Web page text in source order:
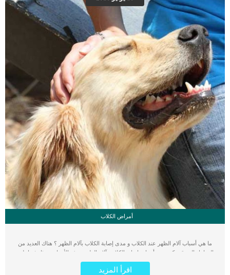
اى مشاكل نفسية. هناك اكثر من طريقة لتعزيز التواصل مع قطتك سنتعرف عليها فى هذا
المقال. اقرا ايضا: ساعد قطتك على التخلص من الملل […]
أمراض الكلاب
ما هي أسباب آلام الظهر عند الكلاب و مدى إصابة الكلاب بآلام الظهر ؟ هناك العديد من
العوامل التي قد تكون من أسباب إصابة الكلاب بآلام الظهر وهذه الأسباب تتمثل فيما يلي:
التشوهات والإصابات الجسدية. التهاب المفاصل عند الكلاب العدوى. السرطان. كما قد
تعاني بعض السلالات بما في ذلك السلالات الألمانية من الكلاب مثل جيرمن شيبرد أو روت
اقرأ المزيد